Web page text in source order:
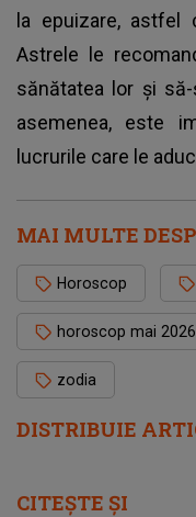
DISTRIBUIE
la epuizare, astfel
Astrele le
sănătatea lor și
asemenea, este
lucrurile care le
MAI MULTE
Horoscop
horoscop mai 2026
zodia
CITEȘTE ȘI